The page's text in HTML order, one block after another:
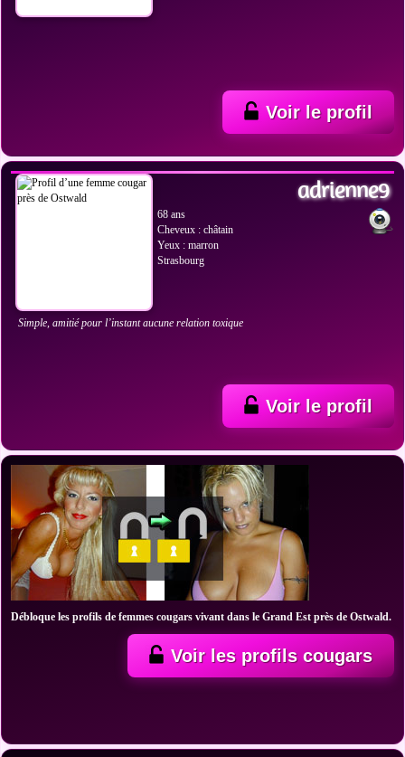
Voir le profil
adrienne9
68 ans
Cheveux : châtain
Yeux : marron
Strasbourg
Simple, amitié pour l’instant aucune relation toxique
Voir le profil
Débloque les profils de femmes cougars vivant dans le Grand Est près de Ostwald.
Voir les profils cougars